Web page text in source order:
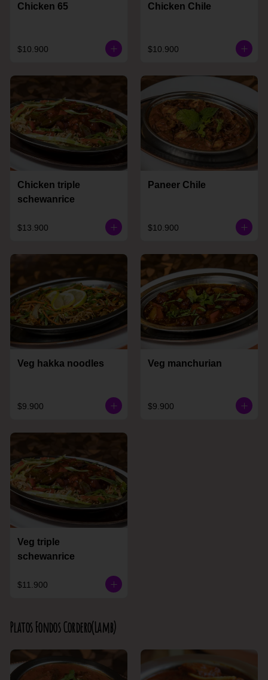
Chicken 65
$10.900
Chicken Chile
$10.900
Chicken triple
schewanrice
$13.900
Paneer Chile
$10.900
Veg hakka noodles
$9.900
Veg manchurian
$9.900
Veg triple
schewanrice
$11.900
Platos Fondos Cordero(Lamb)